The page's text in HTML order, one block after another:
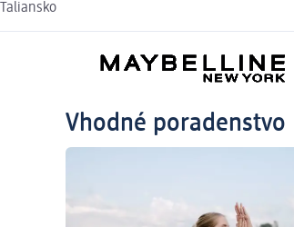
Taliansko
Vhodné poradenstvo